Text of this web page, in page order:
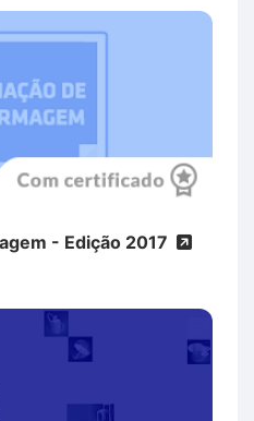
- Edição 2017